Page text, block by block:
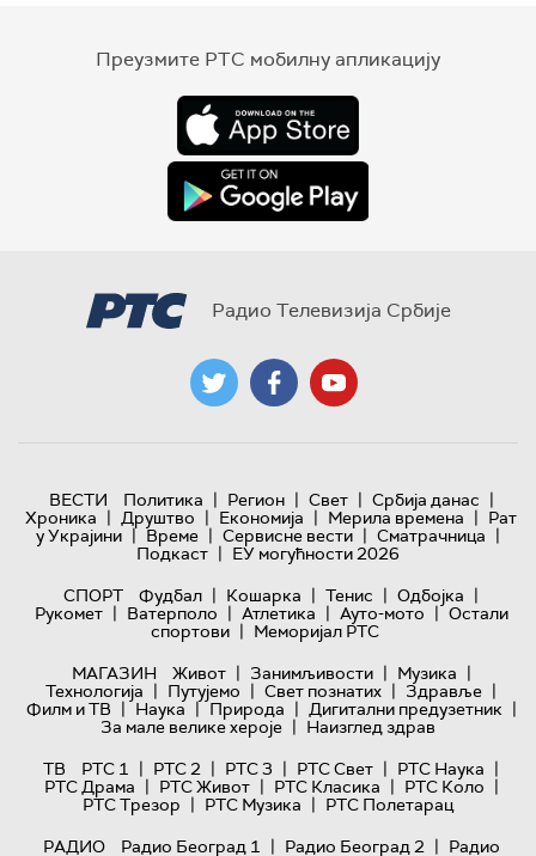
Преузмите РТС мобилну апликацију
Радио Телевизија Србије
ВЕСТИ Политика | Регион | Свет | Србија данас |
Хроника | Друштво | Економија | Мерила времена | Рат
у Украјини | Време | Сервисне вести | Сматрачница |
Подкаст | ЕУ могућности 2026
СПОРТ
Фудбал | Кошарка | Тенис | Одбојка |
Рукомет | Ватерполо | Атлетика | Ауто-мото | Остали
спортови | Меморијал РТС
МАГАЗИН
Живот | Занимљивости | Музика |
Технологијa | Путујемо | Свет познатих | Здравље |
Филм и ТВ | Наука | Природа | Дигитални предузетник |
За мале велике хероје | Наизглед здрав
ТВ
РТС 1 | РТС 2 | РТС 3 | РТС Свет | РТС Наука |
РТС Драма | РТС Живот | РТС Класика | РТС Коло |
РТС Трезор | РТС Музика | РТС Полетарац
РАДИО
Радио Београд 1 | Радио Београд 2 | Радио